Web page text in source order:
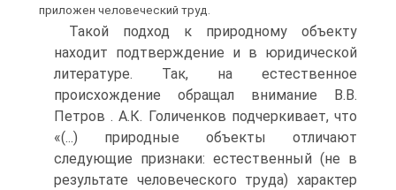
приложен человеческий труд.
Такой подход к природному объекту
находит подтверждение и в юридической
литературе. Так, на естественное
происхождение обращал внимание В.В.
Петров . А.К. Голиченков подчеркивает, что
«(...) природные объекты отличают
следующие признаки: естественный (не в
результате человеческого труда) характер